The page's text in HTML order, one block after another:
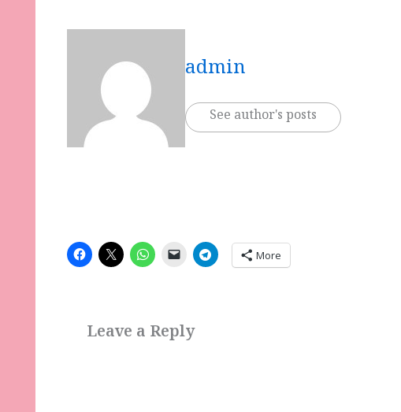
admin
See author's posts
More
Leave a Reply